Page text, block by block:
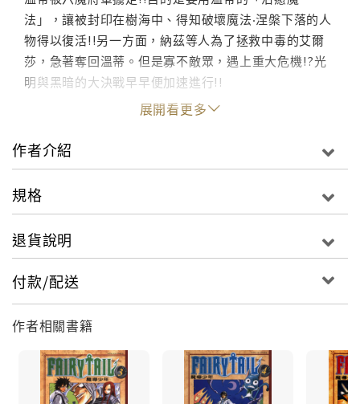
法」，讓被封印在樹海中、得知破壞魔法‧涅槃下落的人
物得以復活!!另一方面，納茲等人為了拯救中毒的艾爾
莎，急著奪回溫蒂。但是寡不敵眾，遇上重大危機!?光
明與黑暗的大決戰早早便加速進行!!
展開看更多
作者介紹
規格
退貨說明
付款/配送
作者相關書籍